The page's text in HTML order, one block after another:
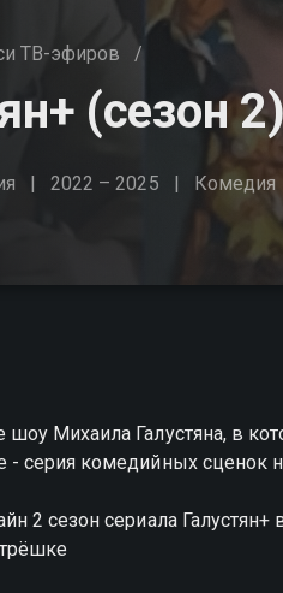
ТВ-эфиров /
(сезон 2)
2022 – 2025 Комедия
шоу Михаила Галустяна, в
серия комедийных сценок
2 сезон сериала